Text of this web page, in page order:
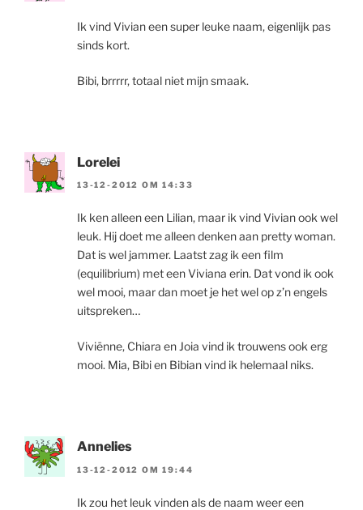
Ik vind Vivian een super leuke naam, eigenlijk pas
sinds kort.
Bibi, brrrrr, totaal niet mijn smaak.
Lorelei
13-12-2012 OM 14:33
Ik ken alleen een Lilian, maar ik vind Vivian ook wel
leuk. Hij doet me alleen denken aan pretty woman.
Dat is wel jammer. Laatst zag ik een film
(equilibrium) met een Viviana erin. Dat vond ik ook
wel mooi, maar dan moet je het wel op z’n engels
uitspreken…
Viviënne, Chiara en Joia vind ik trouwens ook erg
mooi. Mia, Bibi en Bibian vind ik helemaal niks.
Annelies
13-12-2012 OM 19:44
Ik zou het leuk vinden als de naam weer een